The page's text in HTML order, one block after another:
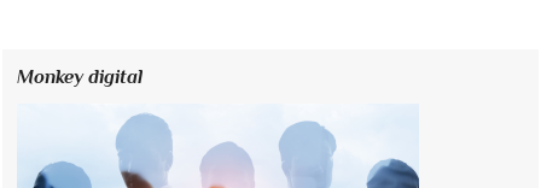
Monkey digital